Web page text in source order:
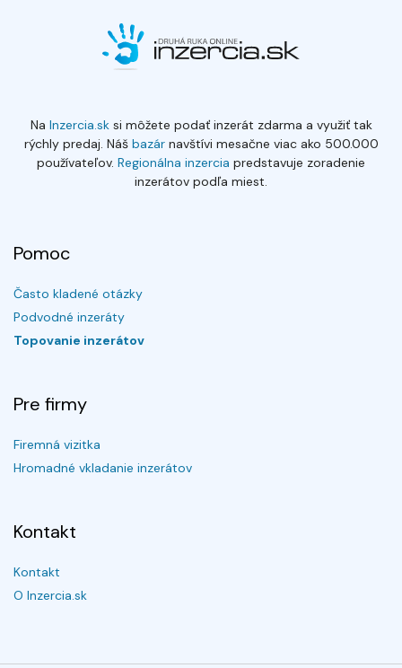
Na Inzercia.sksi môžete podať inzerát zdarma a využiť tak
rýchly predaj. Náš bazárnavštívi mesačne viac ako 500.000
používateľov. Regionálna inzercia predstavuje zoradenie
inzerátov podľa miest.
Pomoc
Často kladené otázky
Podvodné inzeráty
Topovanie inzerátov
Pre firmy
Firemná vizitka
Hromadné vkladanie inzerátov
Kontakt
Kontakt
O Inzercia.sk